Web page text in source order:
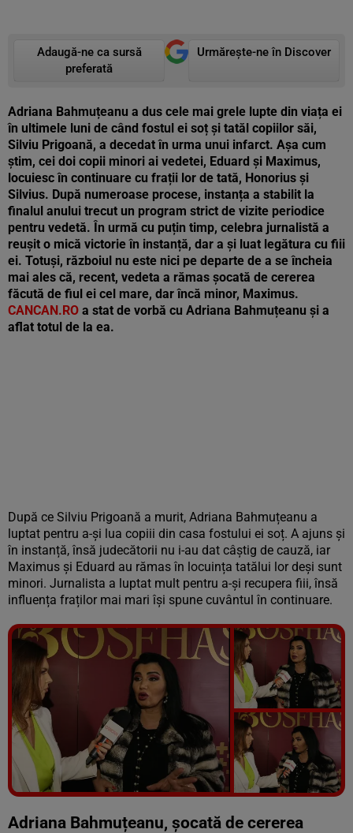
Adaugă-ne ca sursă
preferată
Urmărește-ne în Discover
Adriana Bahmuțeanu a dus cele mai grele lupte din viața ei
în ultimele luni de când fostul ei soț și tatăl copiilor săi,
Silviu Prigoană, a decedat în urma unui infarct. Așa cum
știm, cei doi copii minori ai vedetei, Eduard și Maximus,
locuiesc în continuare cu frații lor de tată, Honorius și
Silvius. După numeroase procese, instanța a stabilit la
finalul anului trecut un program strict de vizite periodice
pentru vedetă. În urmă cu puțin timp, celebra jurnalistă a
reușit o mică victorie în instanță, dar a și luat legătura cu fiii
ei. Totuși, războiul nu este nici pe departe de a se încheia
mai ales că, recent, vedeta a rămas șocată de cererea
făcută de fiul ei cel mare, dar încă minor, Maximus.
CANCAN.RO a stat de vorbă cu Adriana Bahmuțeanu și a
aflat totul de la ea.
După ce Silviu Prigoană a murit, Adriana Bahmuțeanu a
luptat pentru a-și lua copiii din casa fostului ei soț. A ajuns și
în instanță, însă judecătorii nu i-au dat câștig de cauză, iar
Maximus și Eduard au rămas în locuința tatălui lor deși sunt
minori. Jurnalista a luptat mult pentru a-și recupera fiii, însă
influența fraților mai mari își spune cuvântul în continuare.
Vezi galeria foto
5 poze
Adriana Bahmuțeanu, șocată de cererea